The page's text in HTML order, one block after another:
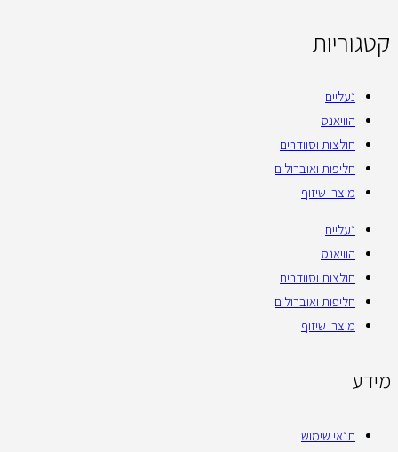
קטגוריות
נעליים
הוויאנס
חולצות וסוודרים
חליפות ואוברולים
מוצרי שיזוף
נעליים
הוויאנס
חולצות וסוודרים
חליפות ואוברולים
מוצרי שיזוף
מידע
תנאי שימוש